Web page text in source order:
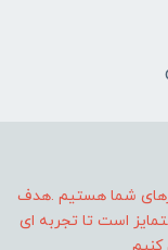
شما هستیم .هدف
است تا تجربه ای
کنیم